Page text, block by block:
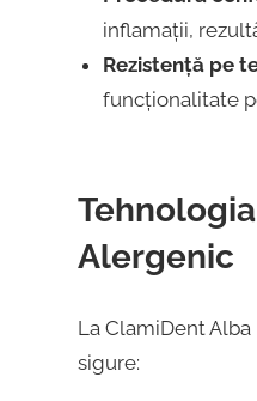
inflamații,
Rezistență pe
funcționalitate
Alergenic
La ClamiDent
sigure: